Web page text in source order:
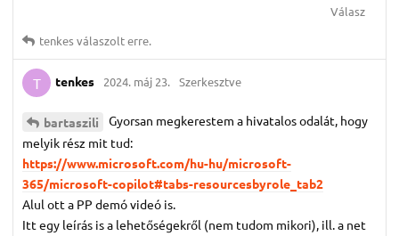
Válasz
tenkesválaszolt erre.
T tenkes 2024. máj 23. Szerkesztve
bartaszili
Gyorsan megkerestem a hivatalos odalát, hogy
melyik rész mit tud:
https://www.microsoft.com/hu-hu/microsoft-
365/microsoft-copilot#tabs-resourcesbyrole_tab2
Alul ott a PP demó videó is.
Itt egy leírás is a lehetőségekről (nem tudom mikori), ill. a net